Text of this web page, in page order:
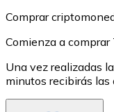
Comprar
Comienza a
Una vez realizadas
minutos recibirás